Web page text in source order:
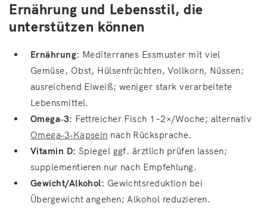
Ernährung und Lebensstil, die
unterstützen können
Ernährung: Mediterranes Essmuster mit viel
Gemüse, Obst, Hülsenfrüchten, Vollkorn, Nüssen;
ausreichend Eiweiß; weniger stark verarbeitete
Lebensmittel.
Omega‑3: Fettreicher Fisch 1–2×/Woche; alternativ
Omega‑3‑Kapseln nach Rücksprache.
Vitamin D: Spiegel ggf. ärztlich prüfen lassen;
supplementieren nur nach Empfehlung.
Gewicht/Alkohol: Gewichtsreduktion bei
Übergewicht angehen; Alkohol reduzieren.